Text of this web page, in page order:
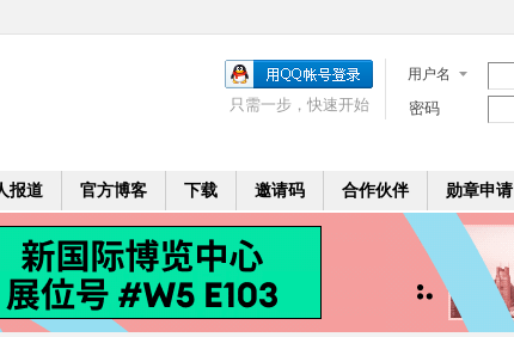
用户名
密码
只需一步，快速开始
报道 官方博客 下载 邀请码 合作伙伴 勋章申请